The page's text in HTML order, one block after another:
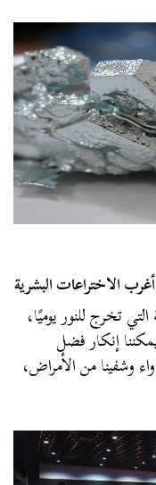
الاختراعات البشرية
التي تخرج للنور يوميًا،
إنكار فضل
وشفينا من الأمراض،